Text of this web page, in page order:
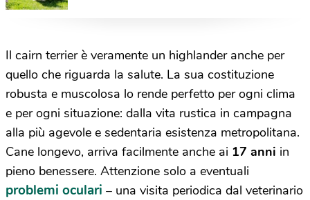
Il cairn terrier è veramente un highlander anche per
quello che riguarda la salute. La sua costituzione
robusta e muscolosa lo rende perfetto per ogni clima
e per ogni situazione: dalla vita rustica in campagna
alla più agevole e sedentaria esistenza metropolitana.
Cane longevo, arriva facilmente anche ai 17 anni in
pieno benessere. Attenzione solo a eventuali
problemi oculari – una visita periodica dal veterinario